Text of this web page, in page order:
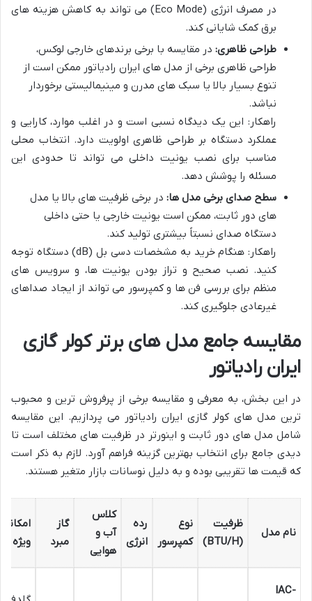
در مصرف انرژی (Eco Mode) می تواند به کاهش هزینه های
برق کمک شایانی کند.
طراحی ظاهری: در مقایسه با برخی برندهای خارجی لوکس،
طراحی ظاهری برخی از مدل های ایران رادیاتور ممکن است از
تنوع بسیار بالا یا سبک های مدرن و مینیمالیستی برخوردار
نباشد.
راهکار: این یک دیدگاه نسبی است و در اغلب موارد، کارایی و
عملکرد دستگاه بر طراحی ظاهری اولویت دارد. انتخاب محلی
مناسب برای نصب یونیت داخلی می تواند تا حدودی این
مسئله را پوشش دهد.
سطح صدای برخی مدل ها: در برخی ظرفیت های بالا یا مدل
های دور ثابت، ممکن است یونیت خارجی یا حتی داخلی
دستگاه صدای نسبتاً بیشتری تولید کند.
راهکار: هنگام خرید به مشخصات دسی بل (dB) دستگاه توجه
کنید. نصب صحیح و تراز بودن یونیت ها، و سرویس های
منظم برای بررسی فن ها و کمپرسور می تواند از ایجاد صداهای
غیرعادی جلوگیری کند.
مقایسه جامع مدل های برتر کولر گازی
ایران رادیاتور
در این بخش، به معرفی و مقایسه برخی از پرفروش ترین و محبوب
ترین مدل های کولر گازی ایران رادیاتور می پردازیم. این مقایسه
شامل مدل های دور ثابت و اینورتر در ظرفیت های مختلف است تا
دیدی جامع برای انتخاب بهترین گزینه فراهم آورد. لازم به ذکر است
که قیمت ها تقریبی بوده و به دلیل نوسانات بازار متغیر هستند.
نام مدل
ظرفیت
(BTU/H)
نوع
کمپرسور
رده
انرژی
کلاس
آب و
هوایی
گاز
مبرد
ویژه
IAC-